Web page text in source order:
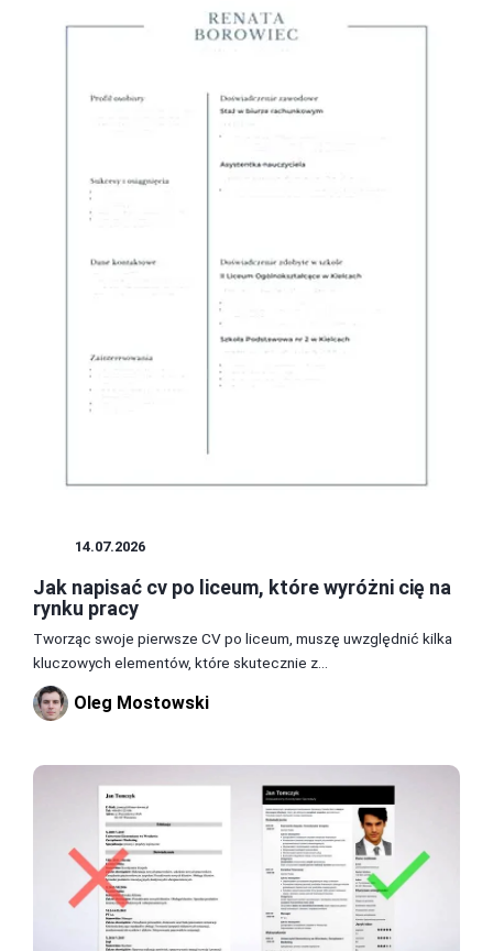
14.07.2026
Jak napisać cv po liceum, które wyróżni cię na
rynku pracy
Tworząc swoje pierwsze CV po liceum, muszę uwzględnić kilka
kluczowych elementów, które skutecznie z...
Oleg Mostowski